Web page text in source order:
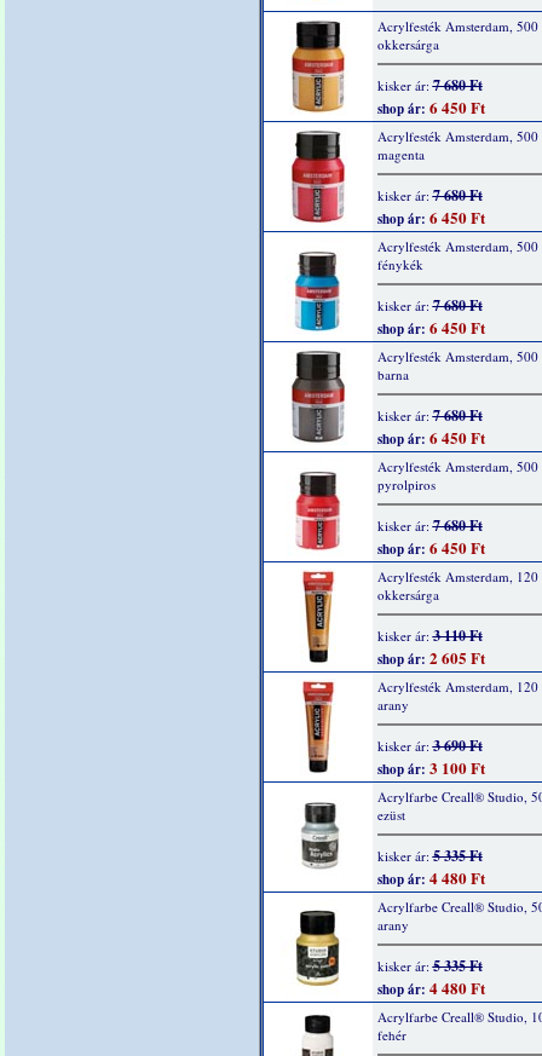
Acrylfesték Amsterdam, 500
okkersárga
kisker ár:7 680 Ft
shop ár: 6 450 Ft
Acrylfesték Amsterdam, 500
magenta
kisker ár:7 680 Ft
shop ár: 6 450 Ft
Acrylfesték Amsterdam, 500
fénykék
kisker ár:7 680 Ft
shop ár: 6 450 Ft
Acrylfesték Amsterdam, 500
barna
kisker ár:7 680 Ft
shop ár: 6 450 Ft
Acrylfesték Amsterdam, 500
pyrolpiros
kisker ár:7 680 Ft
shop ár: 6 450 Ft
Acrylfesték Amsterdam, 120
okkersárga
kisker ár:3 110 Ft
shop ár: 2 605 Ft
Acrylfesték Amsterdam, 120
arany
kisker ár:3 690 Ft
shop ár: 3 100 Ft
Acrylfarbe Creall® Studio,
ezüst
kisker ár:5 335 Ft
shop ár: 4 480 Ft
Acrylfarbe Creall® Studio,
arany
kisker ár:5 335 Ft
shop ár: 4 480 Ft
Acrylfarbe Creall® Studio,
fehér